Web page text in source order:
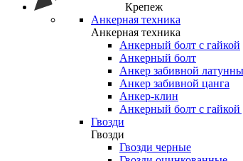
Крепеж
Анкерная техника
Анкерная техника
Анкерный болт с гайкой
Анкерный болт
Анкер забивной
Анкер забивной цанга
Анкер-клин
Анкерный болт с
Гвозди
Гвозди
Гвозди черные